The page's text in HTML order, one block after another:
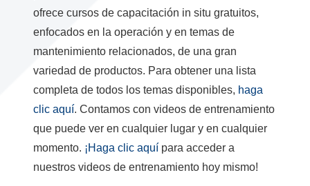
ofrece cursos de capacitación in situ gratuitos,
enfocados en la operación y en temas de
mantenimiento relacionados, de una gran
variedad de productos. Para obtener una lista
completa de todos los temas disponibles, haga
clic aquí. Contamos con videos de entrenamiento
que puede ver en cualquier lugar y en cualquier
momento. ¡Haga clic aquí para acceder a
nuestros videos de entrenamiento hoy mismo!